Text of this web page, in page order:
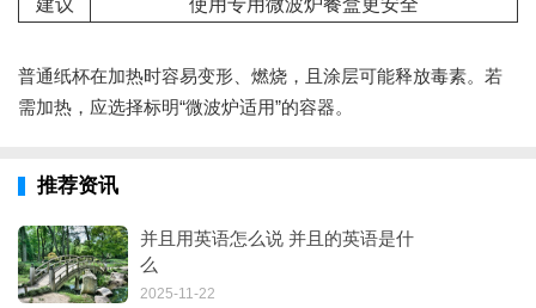
普通纸杯在加热时容易变形、燃烧，且涂层可能释放毒素。若
需加热，应选择标明“微波炉适用”的容器。
推荐资讯
并且用英语怎么说 并且的英语是什
么
2025-11-22